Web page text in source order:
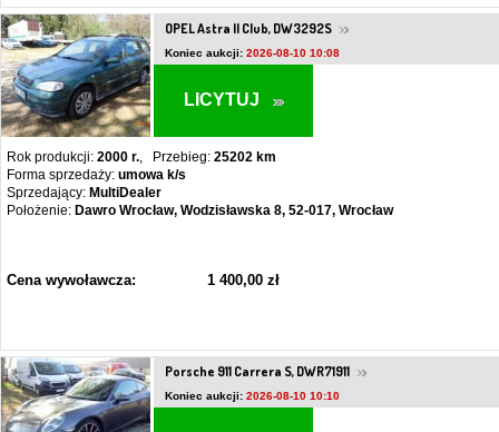
OPEL Astra II Club, DW3292S
Koniec aukcji:2026-08-10 10:08
LICYTUJ
Rok produkcji:2000 r., Przebieg:25202 km
Forma sprzedaży:umowa k/s
Sprzedający: MultiDealer
Położenie: Dawro Wrocław, Wodzisławska 8, 52-017, Wrocław
Cena wywoławcza: 1 400,00 zł
Porsche 911 Carrera S, DWR71911
Koniec aukcji:2026-08-10 10:10